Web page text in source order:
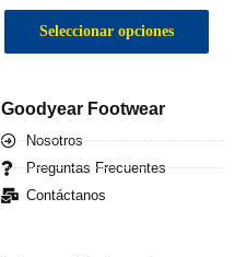
Seleccionar opciones
Goodyear Footwear
Nosotros
Preguntas Frecuentes
Contáctanos